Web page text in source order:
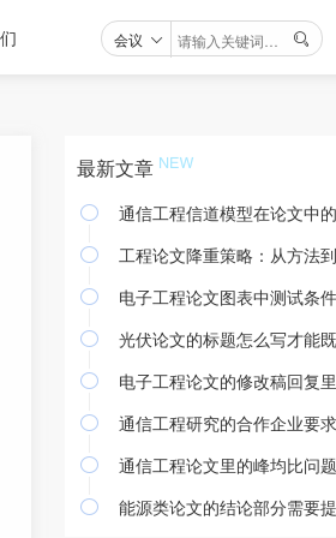
会议 
最新文章
 通信工程信道模型在论文中的构
 工程论文降重策略：从方法到
 电子工程论文图表中测试条件的详略
 光伏论文的标题怎么写才能既专
 电子工程论文的修改稿回复里能加
 通信工程研究的合作企业要求保密仿
 通信工程论文里的峰均比问题
 能源类论文的结论部分需要提工